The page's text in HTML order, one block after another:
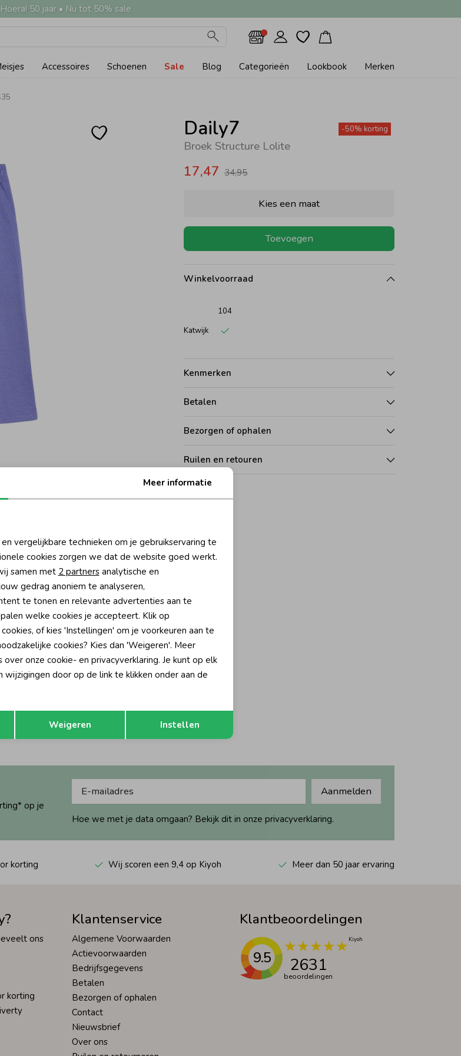
Hoera! 50 jaar • Nu tot 50% sale
Accessoires Schoenen Sale Blog Categorieën Lookbook Merken
Daily7
Broek Structure Lolite
-50% korting
17,47 34,95
Kies een maat
Toevoegen
Winkelvoorraad
104
Katwijk
Kenmerken
Betalen
Bezorgen of ophalen
Ruilen en retouren
-50% korting
13,97
op je
Aanmelden
Hoe we met je data omgaan? Bekijk dit in onze privacyverklaring.
korting Wij scoren een 9,4 op Kiyoh Meer dan 50 jaar ervaring
ons
korting
Klantenservice
Algemene Voorwaarden
Actievoorwaarden
Bedrijfsgegevens
Betalen
Bezorgen of ophalen
Contact
Nieuwsbrief
Over ons
Klantbeoordelingen
9.5 2631
beoordelingen
Marketing cookies
Opslaan
Meer informatie
vergelijkbare technieken om je gebruikservaring te
cookies zorgen we dat de website goed werkt.
samen met 2 partnersanalytische en
gedrag anoniem te analyseren,
te tonen en relevante advertenties aan te
welke cookies je accepteert. Klik op
of kies 'Instellingen' om je voorkeuren aan te
cookies? Kies dan 'Weigeren'. Meer
onze cookie- en privacyverklaring. Je kunt op elk
door op de link te klikken onder aan de
Weigeren Instellen